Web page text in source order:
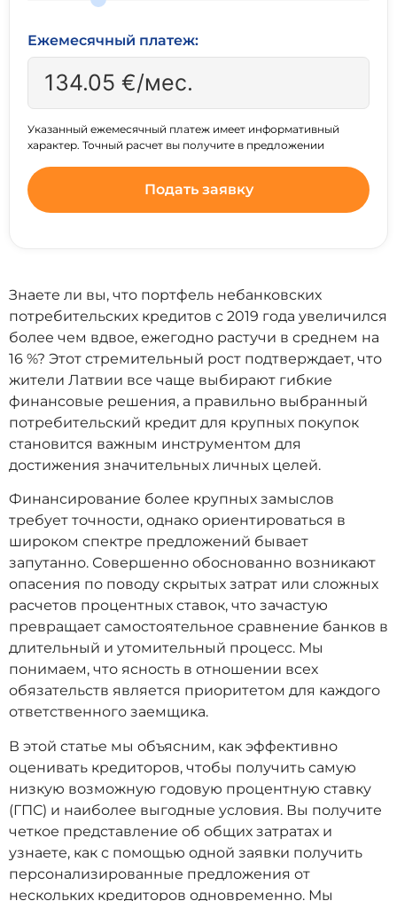
Ежемесячный платеж:
134.05 €/мес.
Указанный ежемесячный платеж имеет информативный
характер. Точный расчет вы получите в предложении
Подать заявку
Знаете ли вы, что портфель небанковских
потребительских кредитов с 2019 года увеличился
более чем вдвое, ежегодно растучи в среднем на
16 %? Этот стремительный рост подтверждает, что
жители Латвии все чаще выбирают гибкие
финансовые решения, а правильно выбранный
потребительский кредит для крупных покупок
становится важным инструментом для
достижения значительных личных целей.
Финансирование более крупных замыслов
требует точности, однако ориентироваться в
широком спектре предложений бывает
запутанно. Совершенно обоснованно возникают
опасения по поводу скрытых затрат или сложных
расчетов процентных ставок, что зачастую
превращает самостоятельное сравнение банков в
длительный и утомительный процесс. Мы
понимаем, что ясность в отношении всех
обязательств является приоритетом для каждого
ответственного заемщика.
В этой статье мы объясним, как эффективно
оценивать кредиторов, чтобы получить самую
низкую возможную годовую процентную ставку
(ГПС) и наиболее выгодные условия. Вы получите
четкое представление об общих затратах и
узнаете, как с помощью одной заявки получить
персонализированные предложения от
нескольких кредиторов одновременно. Мы